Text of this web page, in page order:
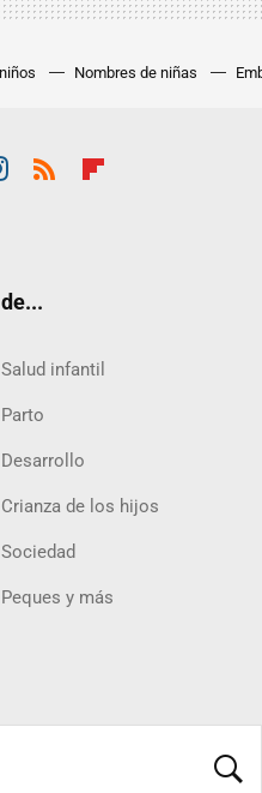
Nombres de niñas
Salud infantil
Parto
Desarrollo
Crianza de los hijos
Sociedad
Peques y más